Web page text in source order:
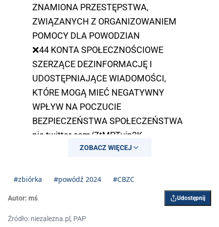
ZNAMIONA PRZESTĘPSTWA,
ZWIĄZANYCH Z ORGANIZOWANIEM
POMOCY DLA POWODZIAN
❌44 KONTA SPOŁECZNOŚCIOWE
SZERZĄCE DEZINFORMACJĘ I
UDOSTĘPNIAJĄCE WIADOMOŚCI,
KTÓRE MOGĄ MIEĆ NEGATYWNY
WPŁYW NA POCZUCIE
BEZPIECZEŃSTWA SPOŁECZEŃSTWA
pic.twitter.com/ZtMPTuin2K
September 26, 2024
ZOBACZ WIĘCEJ
#zbiórka #powódź 2024 #CBZC
Autor: mś Udostępnij
Źródło: niezalezna.pl, PAP